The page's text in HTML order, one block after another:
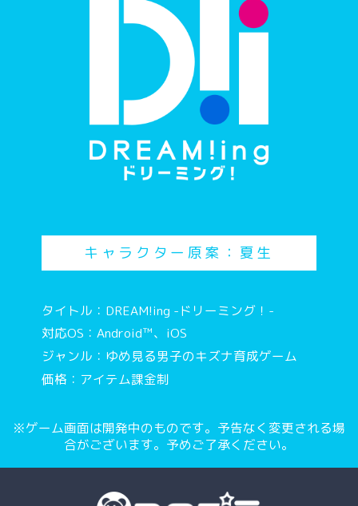
キャラクター原案：夏生
タイトル：DREAM!ing -ドリーミング！-
対応OS：Android™、iOS
ジャンル：ゆめ見る男子のキズナ育成ゲーム
価格：アイテム課金制
※ゲーム画面は開発中のものです。予告なく変更される場
合がございます。予めご了承ください。